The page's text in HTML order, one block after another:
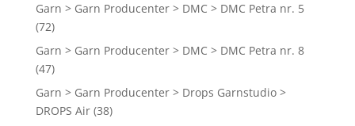
Garn > Garn Producenter > DMC > DMC Petra nr. 5
(72)
Garn > Garn Producenter > DMC > DMC Petra nr. 8
(47)
Garn > Garn Producenter > Drops Garnstudio >
DROPS Air (38)